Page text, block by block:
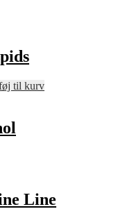
Kr..
til kurv
Line